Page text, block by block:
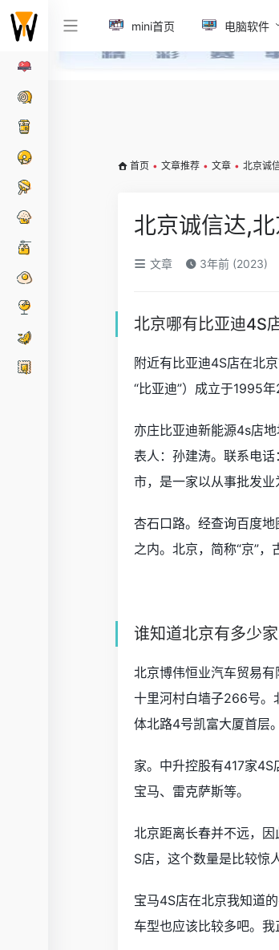
mini首页 电脑软件
首页 • 文章推荐 • 文章 • 北京诚
北京诚信达,
文章 3年前 (2023)
北京哪有比亚迪4S
附近有比亚迪4S店在北
“比亚迪”）成立于1995
亦庄比亚迪新能源4s店
表人：孙建涛。联系电
市，是一家以从事批发业
杏石口路。经查询百度
之内。北京，简称“京”，
谁知道北京有多少
北京博伟恒业汽车贸易
十里河村白墙子266号
体北路4号凯富大厦首层。
家。中升控股有417家4S
宝马、雷克萨斯等。
北京距离长春并不远，
S店，这个数量是比较惊
宝马4S店在北京我知道
车型也应该比较多吧。